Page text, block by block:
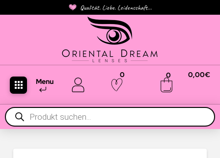
Qualität. Liebe. Leidenschaft...
Menu
0 0 0,00€
Products
search